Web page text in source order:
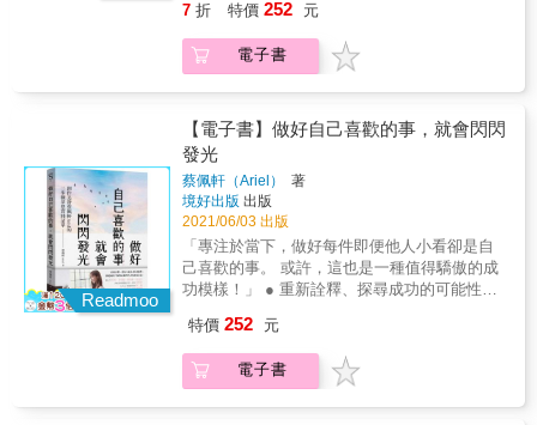
本書的每位讀者都有潛力在各自的專長領域，
生裡的第一主角。 你的夢想，由你來實現， 畢
竟這是你的生命傳記，散發光彩，捨我其誰？
翻開這頁，讓我們來看看精彩的築夢故事。
茹 以及 我們引介一位馬來西亞朋友的人生拼鬥
故事 羅慧仲 ●第三篇 再創顛峯篇 『眾裡尋他
千百度，驀然回首，那人卻在，燈火闌珊
篇介紹的三位主人翁如今都非常有成就。但他
們依然有各自的特色，不是典型的「從基層力
爭上游」的傳統故事，而是有各自不同的轉
折。 包含 從基層店員後來成為國際大品牌LV集
團台灣主管 劉勇成 不僅在國營事業做到頂尖
也是全方位生活達人 葉大維 以及 從一位教
師後來成為生醫事業共同創辦人 高御嚴 這
些故事都很有看頭，值得學習。但我也相信，
本書的每位讀者都有潛力在各自的專長領域，
寫就自己的經典篇章。 再次強調，你就是你人
竟這是你的生命傳記，散發光彩，捨我其誰？
翻開這頁，讓我們來看看精彩的築夢故事。
業？」做為成功與否評量，但如果有成就事業
業不斷開創新局，同時追求生活平衡，房地產
創業老闆：阮智偉 從前是作育英才的校長，現
在是健康事業的推手：姚璠 ●專業濟世篇 本篇
我們接觸到三個平常較不常見的產業，三位主
人翁，出身自不同背景，如何經營他們所處的
獨門事業，做出有聲有色的典範績效。本篇包
含： 打造偵探產業新標準，偵蒐也能創業助
人：柳欽貿 獨創特殊民族療法，上承天命的瀟
灑醫者：黃于邵 重新與家人戀愛，找回家的價
值，專業塔羅牌師：李冬梅 ── | 精采摘錄 | ──
築夢者心法 思維探討：如果覺得自己現在處境
艱難，先不要抱怨日子多苦，要想想是不是人
築夢銘言：訂下計畫，事情做了不一定成功，
但不做一定不會成功，看你如何抉擇？ 我如何
從負債兩百萬到成就千萬事業 阮智偉 他相信人
元，因為青年創業，總是很好的激勵的題材。
也藉由出版來鼓勵這些年輕人繼續打拼。本篇
包含： 優秀科技人，如何懂得人生轉型，創造
涯，勇於挑戰未知，二十歲就能賺大錢：張若
庭 ●谷底再生篇 每個人都或多或少經歷過人生
低潮，失業、失戀或人生不同階段的失意落
魄。重點是碰到重大打擊如何谷底再起來？本
篇包含： 走出喪子的傷痛，平凡婦人變身護眼
銷售天王：陳乃菱 就算是人生浮浮沉沉的小人
物，也能活出自己一片天：宥靜 ●成就典範篇
人生不一定要以「賺多少錢？成就多大事
業？」做為成功與否評量，但如果有成就事業
的企業家，依然值得我們學習。本篇包含： 事
創業老闆：阮智偉 從前是作育英才的校長，現
在是健康事業的推手：姚璠 ●專業濟世篇 本篇
我們接觸到三個平常較不常見的產業，三位主
天。 全世界每時每刻肯定都有人在做夢，包括
或者非洲某個偏遠部落衣不蔽體的小男孩，可
能內心裡都有個強烈的夢想。 有夢的人，不一
定最終可以成功，但何妨以此做個開始，就算
只達到夢想的百分之一，也可以改善生活。 &
當然，這世界變化很快，不只有新穎科技帶來
的生活應用變遷，也有許多負面的改變。以
2020來說，一個在前一年無人可預料到的疫
病，以令人驚訝的影響力，重創全球，到了
2021年已有超過一億人感染新冠肺炎。同時間
風雲詭譎變化萬千的現象，不論在政治面在經
濟面，也是全球都有跌破專家眼鏡的發展。 如
今無人敢說自己可以充分掌握時代脈動。最
終，要在這個變化快速的時代存活，重點不在
於你該選擇甚麼產業，投入甚麼專業，而應該
在於你該成為怎樣的你？是否可以讓自己擁有
自己的風格，自己的特色，自己無論在怎樣的
世。 當年初次企劃本書系時，台灣還少有人聽
富；那一年各種fintech應用也還不普及，而今
大街小巷都有人在使用電子錢包；當年也不像
現在滿街都是FoodPanda或UberEats。很多改
是實際上，這些改變真的只在短短三年內。 所
有改變世界的種種發明或生活化應用，最初一
定是始於一種夢想，其後可能經過許多人冷嘲
熱諷，中間過程可能碰到資金問題、人事問
題、公司成長營運問題等等，也許一百個做大
夢的人中，可能只有一位真正實現夢想，九位
沒有完成圓夢但也達到一定成長，其他九十位
則還在努力中。但無論如何，勇於做夢的人，
天。 全世界每時每刻肯定都有人在做夢，包括
捧著金主資金坐在矽谷辦公室的新興創業家，
或者非洲某個偏遠部落衣不蔽體的小男孩，可
能內心裡都有個強烈的夢想。 有夢的人，不一
定最終可以成功，但何妨以此做個開始，就算
理性又浪漫的3步驟夢想實踐法，提供實用且可
執行的有效方法。 ● 以作家的視角，窺見不一
樣的Ariel：理性思維和富條理的生活節奏。
正』的夢想是什麼？」才不會被世俗的成功定
義所侷限了，不是嗎？ ■ STEP1 談夢想：沒有
夢想很正常。不確定自己的夢想，更正常
「『成功』等於要多有錢、多有名聲、多有權
勢、 甚至有多少追蹤者、粉絲和按讚數，才算
數？也才值得我們『快樂』？ 萬一沒有『夢
想』怎麼辦？是不是就無法當一個成功的人？
而有了夢想又怎麼樣？就一定會成功嗎？」 其
實，如果不知道自己要做什麼，或是想做什
麼，不用擔心，也不用沮喪，就回到最源頭去
它「做到最好」，這，就會是你專屬的成功，
任何人都搶不走，也沒有任何人能批判評論
它。 ■ STEP2 寫日記：最糟的都撐過去了。現
7 折 特價 252 元
電子書
Readmoo
【電子書】做好自己喜歡的事，就會閃閃
發光
蔡佩軒（Ariel）
著
境好出版 出版
2021/06/03 出版
「專注於當下，做好每件即便他人小看卻是自
己喜歡的事。 或許，這也是一種值得驕傲的成
功模樣！」 ● 重新詮釋、探尋成功的可能性，
理性又浪漫的3步驟夢想實踐法，提供實用且可
執行的有效方法。 ● 以作家的視角，窺見不一
樣的Ariel：理性思維和富條理的生活節奏。
特價 252 元
電子書